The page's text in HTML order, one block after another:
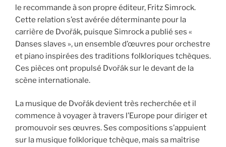
le recommande à son propre éditeur, Fritz Simrock.
Cette relation s’est avérée déterminante pour la
carrière de Dvořák, puisque Simrock a publié ses «
Danses slaves », un ensemble d’œuvres pour orchestre
et piano inspirées des traditions folkloriques tchèques.
Ces pièces ont propulsé Dvořák sur le devant de la
scène internationale.
La musique de Dvořák devient très recherchée et il
commence à voyager à travers l’Europe pour diriger et
promouvoir ses œuvres. Ses compositions s’appuient
sur la musique folklorique tchèque, mais sa maîtrise